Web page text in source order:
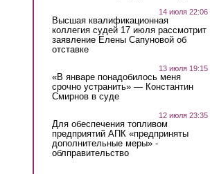
14 июля 22:06
Высшая квалификационная
коллегия судей 17 июля рассмотрит
заявление Елены Сапуновой об
отставке
13 июля 19:15
«В январе понадобилось меня
срочно устранить» — Константин
Смирнов в суде
12 июля 23:35
Для обеспечения топливом
предприятий АПК «предприняты
дополнительные меры» -
облправительство